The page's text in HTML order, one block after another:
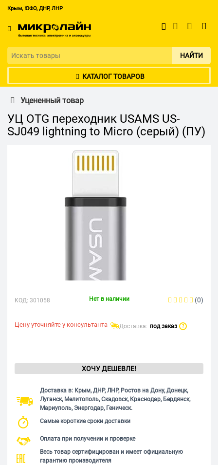
Крым, ЮФО, ДНР, ЛНР
НАЙТИ
КАТАЛОГ ТОВАРОВ
Уцененный товар
УЦ OTG переходник USAMS US-
SJ049 lightning to Micro (серый) (ПУ)
КОД: 301058 Нет в наличии (0)
Цену уточняйте у консультанта Доставка: под заказ ?
ХОЧУ ДЕШЕВЛЕ!
Доставка в: Крым, ДНР, ЛНР, Ростов на Дону, Донецк,
Луганск, Мелитополь, Скадовск, Краснодар, Бердянск,
Мариуполь, Энергодар, Геническ.
Самые короткие сроки доставки
Оплата при получении и проверке
Весь товар сертифицирован и имеет официальную
гарантию производителя